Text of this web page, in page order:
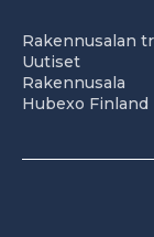
Rakennusalan
Uutiset
Rakennusala
Hubexo Finland